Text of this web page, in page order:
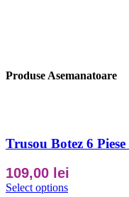
Produse Asemanatoare
Trusou Botez 6
109,00 lei
Select options